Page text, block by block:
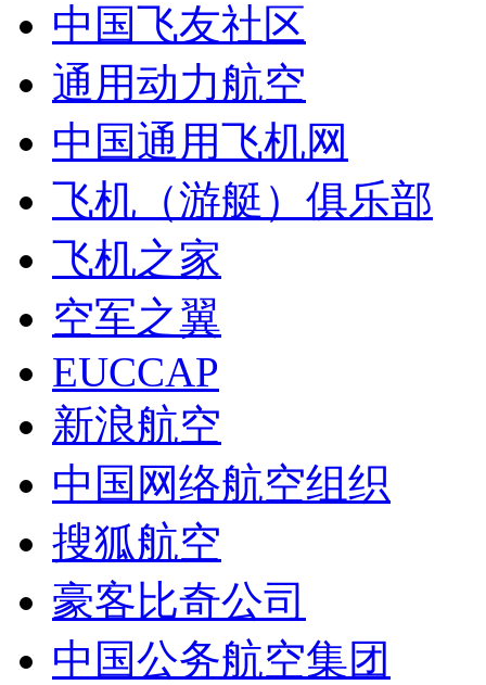
中国飞友社区
通用动力航空
中国通用飞机网
飞机（游艇）俱乐部
飞机之家
空军之翼
EUCCAP
新浪航空
中国网络航空组织
搜狐航空
豪客比奇公司
中国公务航空集团